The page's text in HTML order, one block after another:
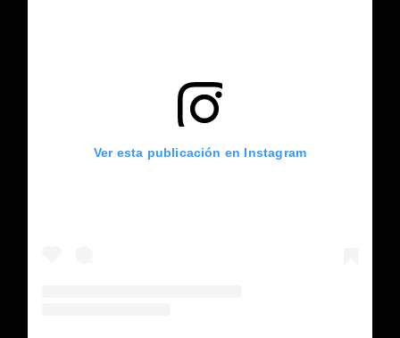
Ver esta publicación en Instagram